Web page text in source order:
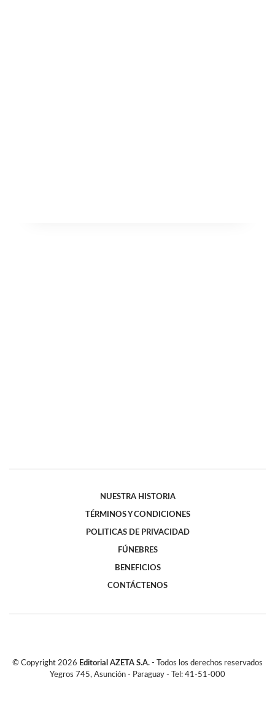
NUESTRA HISTORIA
TÉRMINOS Y CONDICIONES
POLITICAS DE PRIVACIDAD
FÚNEBRES
BENEFICIOS
CONTÁCTENOS
© Copyright 2026 Editorial AZETA S.A. - Todos los derechos reservados
Yegros 745, Asunción - Paraguay - Tel: 41-51-000